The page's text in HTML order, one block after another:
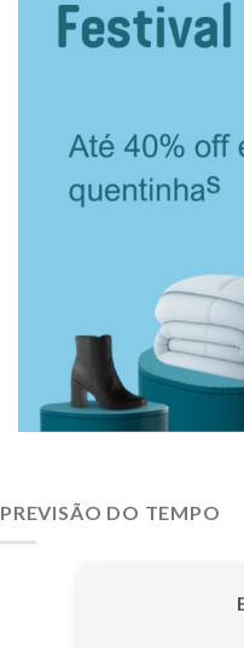
PREVISÃO DO TEMPO